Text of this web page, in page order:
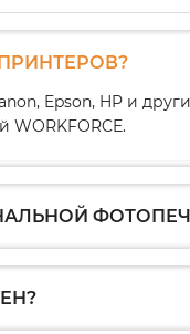
Epson, HP и
WORKFORCE.